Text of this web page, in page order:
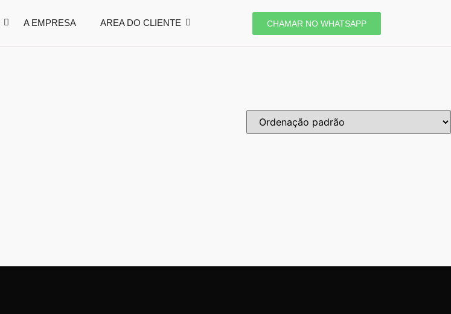
A EMPRESA AREA DO CLIENTE CHAMAR NO WHATSAPP